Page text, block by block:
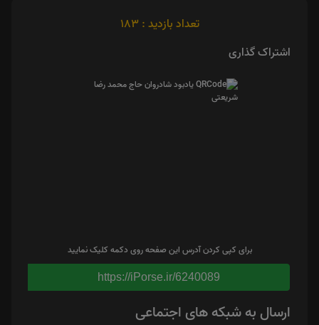
تعداد بازدید : 183
اشتراک گذاری
برای کپی کردن آدرس این صفحه روی دکمه کلیک نمایید
https://iPorse.ir/6240089
ارسال به شبکه های اجتماعی